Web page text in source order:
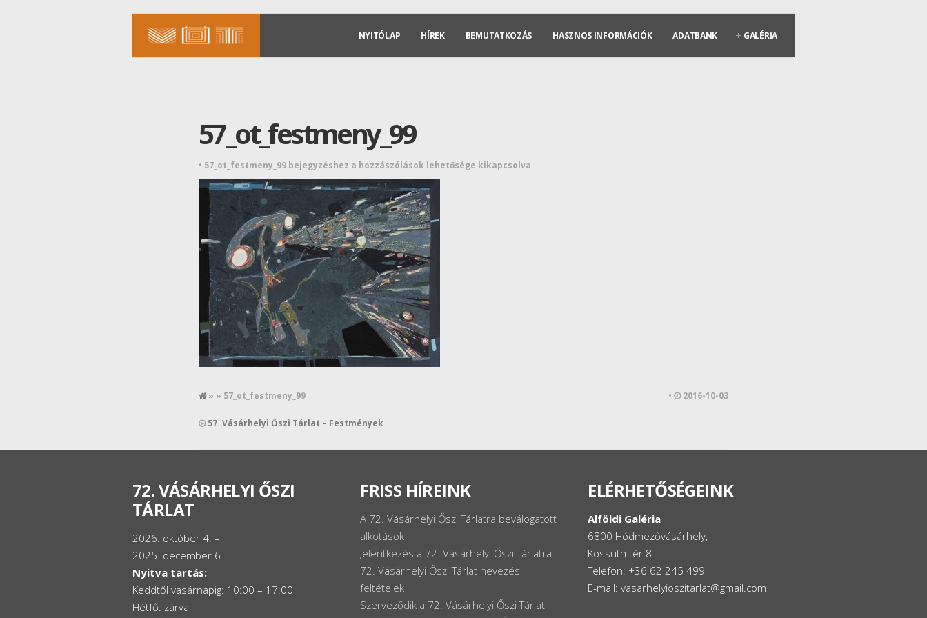
NYITÓLAP HÍREK BEMUTATKOZÁS HASZNOS INFORMÁCIÓK ADATBANK GALÉRIA
57_ot_festmeny_99
• 57_ot_festmeny_99 bejegyzéshez a hozzászólások lehetősége kikapcsolva
» » 57_ot_festmeny_99 • 2016-10-03
57. Vásárhelyi Őszi Tárlat – Festmények
72. VÁSÁRHELYI ŐSZI
TÁRLAT
2026. október 4. –
2025. december 6.
Nyitva tartás:
Keddtől vasárnapig: 10:00 – 17:00
Hétfő: zárva
FRISS HÍREINK
A 72. Vásárhelyi Őszi Tárlatra beválogatott
alkotások
Jelentkezés a 72. Vásárhelyi Őszi Tárlatra
72. Vásárhelyi Őszi Tárlat nevezési
feltételek
Szerveződik a 72. Vásárhelyi Őszi Tárlat
ELÉRHETŐSÉGEINK
Alföldi Galéria
6800 Hódmezővásárhely,
Kossuth tér 8.
Telefon: +36 62 245 499
E-mail: vasarhelyioszitarlat@gmail.com